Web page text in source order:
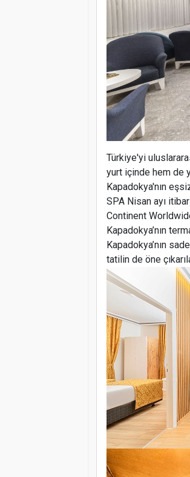
Türkiye'yi
yurt içinde hem de
Kapadokya'nın
SPA Nisan ayı
Continent
Kapadokya’nın
Kapadokya’nın
tatilin de öne